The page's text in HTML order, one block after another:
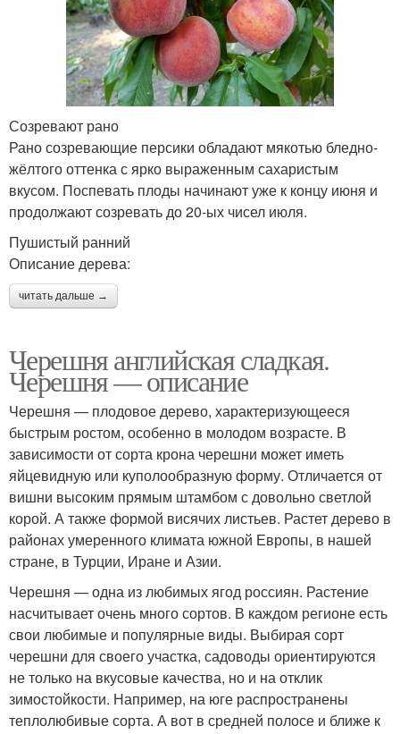
Созревают рано
Рано созревающие персики обладают мякотью бледно-
жёлтого оттенка с ярко выраженным сахаристым
вкусом. Поспевать плоды начинают уже к концу июня и
продолжают созревать до 20-ых чисел июля.
Пушистый ранний
Описание дерева:
читать дальше →
Черешня английская сладкая.
Черешня — описание
Черешня — плодовое дерево, характеризующееся
быстрым ростом, особенно в молодом возрасте. В
зависимости от сорта крона черешни может иметь
яйцевидную или куполообразную форму. Отличается от
вишни высоким прямым штамбом с довольно светлой
корой. А также формой висячих листьев. Растет дерево в
районах умеренного климата южной Европы, в нашей
стране, в Турции, Иране и Азии.
Черешня — одна из любимых ягод россиян. Растение
насчитывает очень много сортов. В каждом регионе есть
свои любимые и популярные виды. Выбирая сорт
черешни для своего участка, садоводы ориентируются
не только на вкусовые качества, но и на отклик
зимостойкости. Например, на юге распространены
теплолюбивые сорта. А вот в средней полосе и ближе к